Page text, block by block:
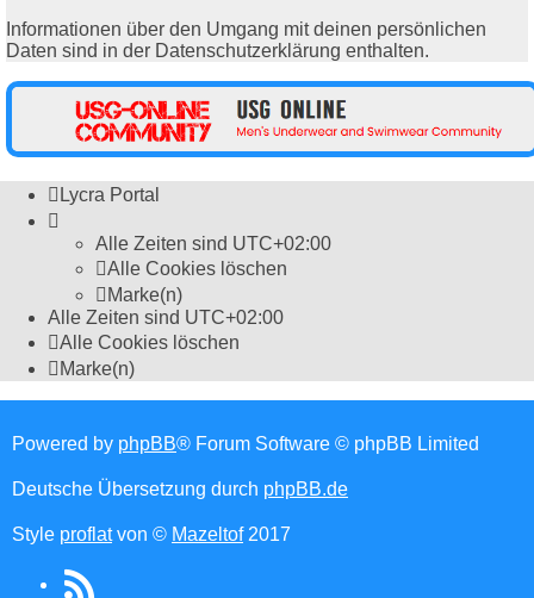
Informationen über den Umgang mit deinen persönlichen
Daten sind in der Datenschutzerklärung enthalten.
Lycra Portal
Alle Zeiten sind UTC+02:00
Alle Cookies löschen
Marke(n)
Alle Zeiten sind UTC+02:00
Alle Cookies löschen
Marke(n)
Powered by phpBB® Forum Software © phpBB Limited
Deutsche Übersetzung durch phpBB.de
Style proflatvon © Mazeltof2017
RSS